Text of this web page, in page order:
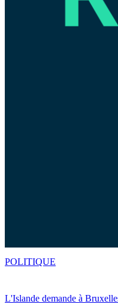
L'Islande demande à
POLITIQUE